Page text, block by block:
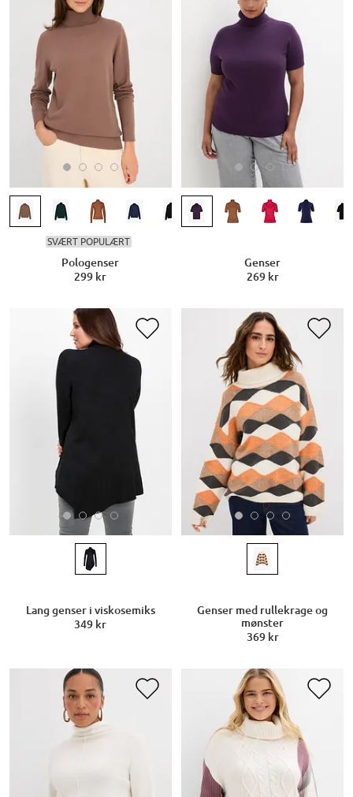
SVÆRT POPULÆRT
Pologenser
299 kr
Genser
269 kr
Lang genser i viskosemiks
349 kr
Genser med rullekrage og
mønster
369 kr